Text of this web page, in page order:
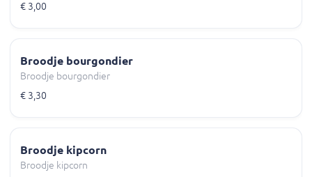
€ 3,00
Broodje bourgondier
Broodje bourgondier
€ 3,30
Broodje kipcorn
Broodje kipcorn